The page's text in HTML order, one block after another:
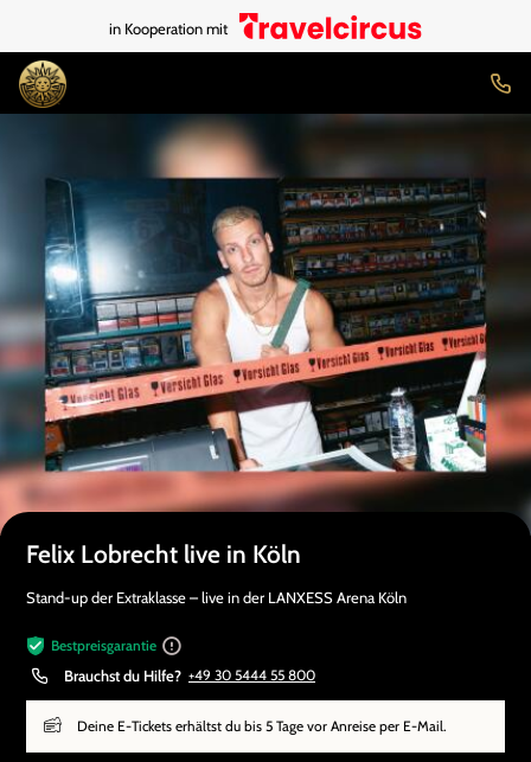
in Kooperation mit
Felix Lobrecht live in Köln
Stand-up der Extraklasse – live in der LANXESS Arena Köln
Bestpreisgarantie
Brauchst du Hilfe? +49 30 5444 55 800
Deine E-Tickets erhältst du bis 5 Tage vor Anreise per E-Mail.